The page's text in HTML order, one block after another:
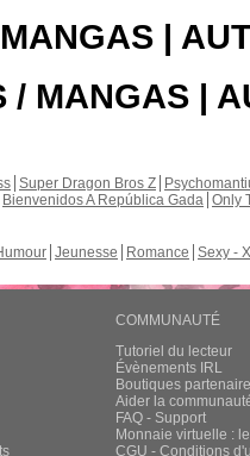
|
/ MANGAS |
Super Dragon Bros Z
Bienvenidos A República Gada Only
Jeunesse Romance Sexy -
COMMUNAUTÉ
Tutoriel du lecteur
Évènements IRL
Boutiques
Aider la
FAQ - Support
Monnaie virtuelle :
CGU - Conditions